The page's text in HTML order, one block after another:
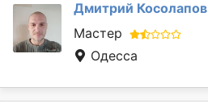
Дмитрий Косолапов
Мастер
Одесса